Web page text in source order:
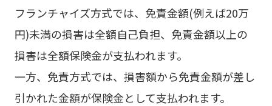
フランチャイズ方式では、免責金額(例えば20万
円)未満の損害は全額自己負担、免責金額以上の
損害は全額保険金が支払われます。
一方、免責方式では、損害額から免責金額が差し
引かれた金額が保険金として支払われます。